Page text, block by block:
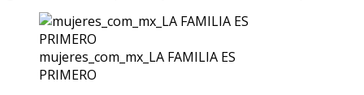
mujeres_com_mx_LA FAMILIA ES
PRIMERO